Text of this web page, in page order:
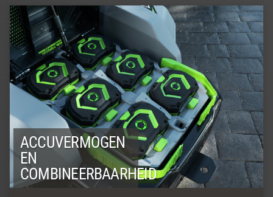
ACCUVERMOGEN
EN
COMBINEERBAARHEID